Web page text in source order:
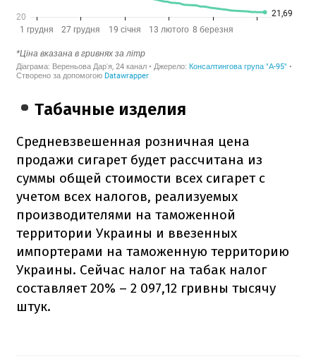
Табачные изделия
Средневзвешенная розничная цена
продажи сигарет будет рассчитана из
суммы общей стоимости всех сигарет с
учетом всех налогов, реализуемых
производителями на таможенной
территории Украины и ввезенных
импортерами на таможенную территорию
Украины. Сейчас налог на табак налог
составляет 20% – 2 097,12 гривны тысячу
штук.